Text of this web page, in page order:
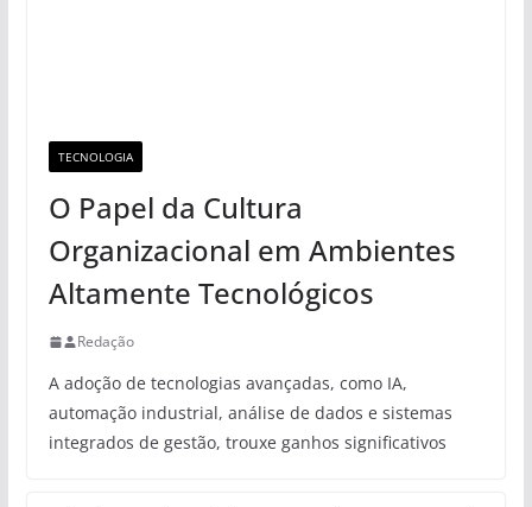
TECNOLOGIA
O Papel da Cultura
Organizacional em Ambientes
Altamente Tecnológicos
Redação
A adoção de tecnologias avançadas, como IA,
automação industrial, análise de dados e sistemas
integrados de gestão, trouxe ganhos significativos